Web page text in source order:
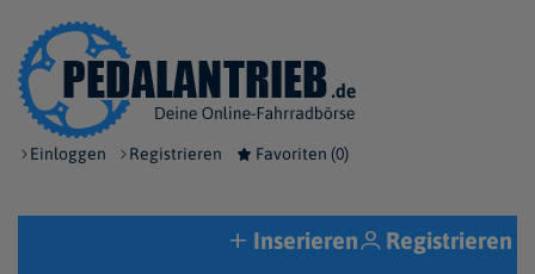
Einloggen Registrieren Favoriten (0)
Inserieren Registrieren